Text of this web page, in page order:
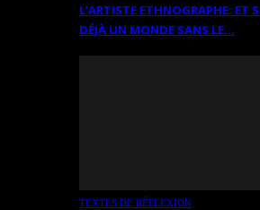
L’ARTISTE ETHNOGRAPHE: ET
DÉJÀ UN MONDE SANS LE…
TEXTES DE RÉFLEXION